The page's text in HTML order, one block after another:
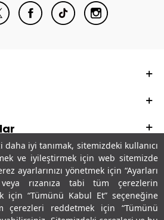
iyi tanımak, sitemizdeki kullanıcı
ve iyileştirmek için web sitemizde
ayarlarınızı yönetmek için “Ayarları
veya rızanıza tabi tüm çerezlerin
için “Tümünü Kabul Et” seçeneğine
çerezleri reddetmek için “Tümünü